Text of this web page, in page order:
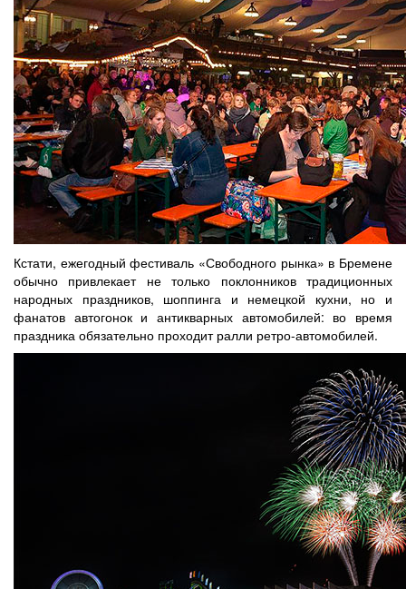
Кстати, ежегодный фестиваль «Свободного рынка» в Бремене
обычно привлекает не только поклонников традиционных
народных праздников, шоппинга и немецкой кухни, но и
фанатов автогонок и антикварных автомобилей: во время
праздника обязательно проходит ралли ретро-автомобилей.